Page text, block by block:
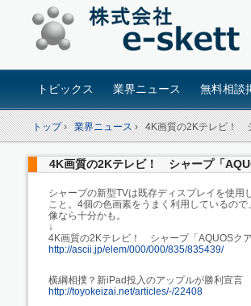
トピックス 業界ニュース 無料相談
トップ› 業界ニュース› 4K画質の2Kテレビ！
4K画質の2Kテレビ！ シャープ「
シャープの新型TVは既存ディスプレイを使
こと。4個の色画素をうまく利用しているの
像なら十分かも。
↓
4K画質の2Kテレビ！ シャープ「AQUOSクア
http://ascii.jp/elem/000/000/835/835439/
横綱相撲？新iPad投入のアップルが勝利宣言
http://toyokeizai.net/articles/-/22408